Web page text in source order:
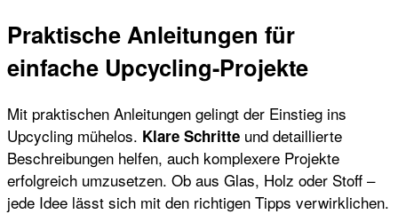
Praktische Anleitungen für
einfache Upcycling-Projekte
Mit praktischen Anleitungen gelingt der Einstieg ins
Upcycling mühelos. Klare Schritte und detaillierte
Beschreibungen helfen, auch komplexere Projekte
erfolgreich umzusetzen. Ob aus Glas, Holz oder Stoff –
jede Idee lässt sich mit den richtigen Tipps verwirklichen.